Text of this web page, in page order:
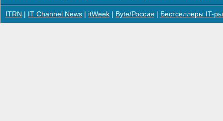
ITRN IT Channel News itWeek Byte/Россия Бестселлеры IT-